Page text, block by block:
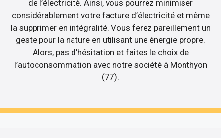
de l’électricité. Ainsi, vous pourrez minimiser
considérablement votre facture d’électricité et même
la supprimer en intégralité. Vous ferez pareillement un
geste pour la nature en utilisant une énergie propre.
Alors, pas d’hésitation et faites le choix de
l’autoconsommation avec notre société à Monthyon
(77).